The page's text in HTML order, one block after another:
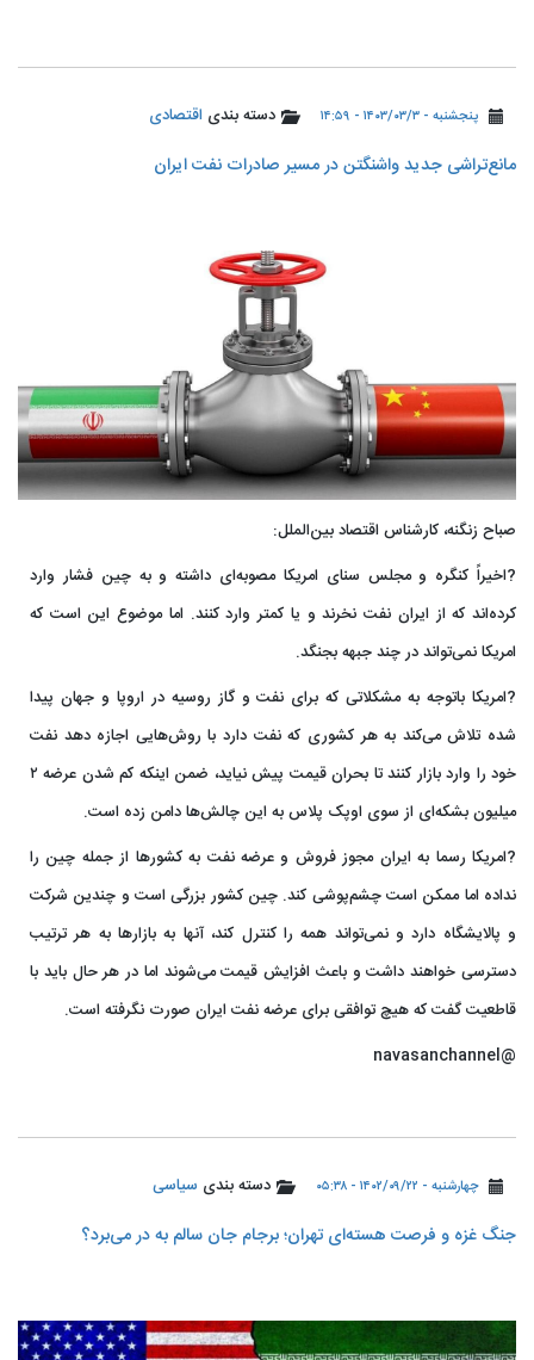
پنجشنبه - ۱۴۰۳/۰۳/۳ - ۱۴:۵۹ دسته بندی اقتصادی
مانع‌تراشی جدید واشنگتن در مسیر صادرات نفت ایران
صباح زنگنه، کارشناس اقتصاد بین‌الملل:
?اخیراً کنگره و مجلس سنای امریکا مصوبه‌ای داشته و به چین فشار وارد
کرده‌اند که از ایران نفت نخرند و یا کمتر وارد کنند. اما موضوع این است که
امریکا نمی‌تواند در چند جبهه بجنگد.
?امریکا باتوجه به مشکلاتی که برای نفت و گاز روسیه در اروپا و جهان پیدا
شده تلاش می‌کند به هر کشوری که نفت دارد با روش‌هایی اجازه دهد نفت
خود را وارد بازار کنند تا بحران قیمت پیش نیاید، ضمن اینکه کم شدن عرضه ۲
میلیون بشکه‌ای از سوی اوپک پلاس به این چالش‌ها دامن زده است.
?امریکا رسما به ایران مجوز فروش و عرضه نفت به کشورها از جمله چین را
نداده اما ممکن است چشم‌پوشی کند. چین کشور بزرگی است و چندین شرکت
و پالایشگاه دارد و نمی‌تواند همه را کنترل کند، آنها به بازارها به هر ترتیب
دسترسی خواهند داشت و باعث افزایش قیمت می‌شوند اما در هر حال باید با
قاطعیت گفت که هیچ توافقی برای عرضه نفت ایران صورت نگرفته است.
@navasanchannel
چهارشنبه - ۱۴۰۲/۰۹/۲۲ - ۰۵:۳۸ دسته بندی سیاسی
جنگ غزه و فرصت هسته‌ای تهران؛ برجام جان سالم به در می‌برد؟